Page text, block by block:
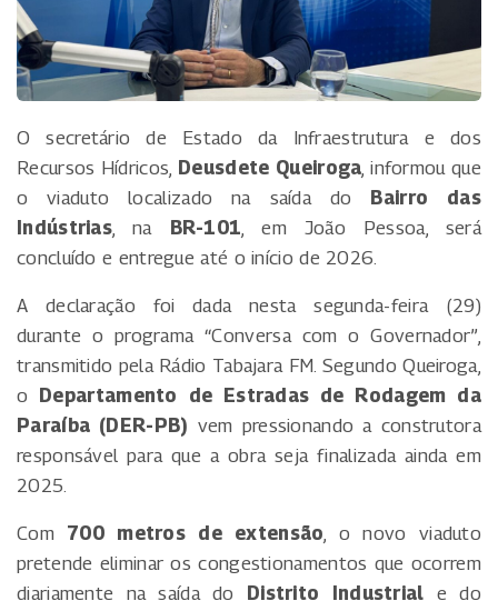
O secretário de Estado da Infraestrutura e dos
Recursos Hídricos, Deusdete Queiroga, informou que
o viaduto localizado na saída do
Bairro das
Indústrias, na BR-101, em João Pessoa, será
concluído e entregue até o início de 2026.
A declaração foi dada nesta segunda-feira (29)
durante o programa “Conversa com o Governador”,
transmitido pela Rádio Tabajara FM. Segundo Queiroga,
o
Departamento de Estradas de Rodagem da
Paraíba (DER-PB) vem pressionando a construtora
responsável para que a obra seja finalizada ainda em
2025.
Com 700 metros de extensão, o novo viaduto
pretende eliminar os congestionamentos que ocorrem
diariamente na saída do
Distrito Industrial e do